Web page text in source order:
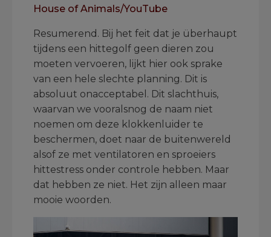
House of Animals/YouTube
Resumerend. Bij het feit dat je überhaupt
tijdens een hittegolf geen dieren zou
moeten vervoeren, lijkt hier ook sprake
van een hele slechte planning. Dit is
absoluut onacceptabel. Dit slachthuis,
waarvan we vooralsnog de naam niet
noemen om deze klokkenluider te
beschermen, doet naar de buitenwereld
alsof ze met ventilatoren en sproeiers
hittestress onder controle hebben. Maar
dat hebben ze niet. Het zijn alleen maar
mooie woorden.